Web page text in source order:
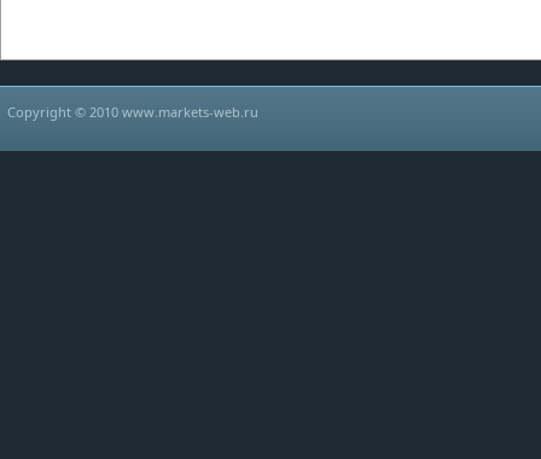
Copyright © 2010 www.markets-web.ru